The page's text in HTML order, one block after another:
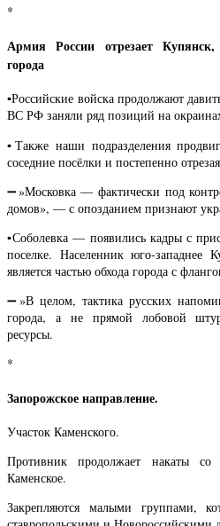
*
Армия России отрезает
города
▪️Российские войска продолжают
ВС РФ заняли ряд позиций на
▪️Также наши подразделения
соседние посёлки и постепенно
➖»Московка — фактически под
домов», — с опозданием признают
▪️Соболевка — появились кадры с
поселке. Населенник юго-западнее
является частью обхода города с
➖»В целом, тактика русских
города, а не прямой лобовой
ресурсы.
*
Запорожское направление.
Участок Каменского.
Противник продолжает накаты
Каменское.
Закрепляются малыми группами,